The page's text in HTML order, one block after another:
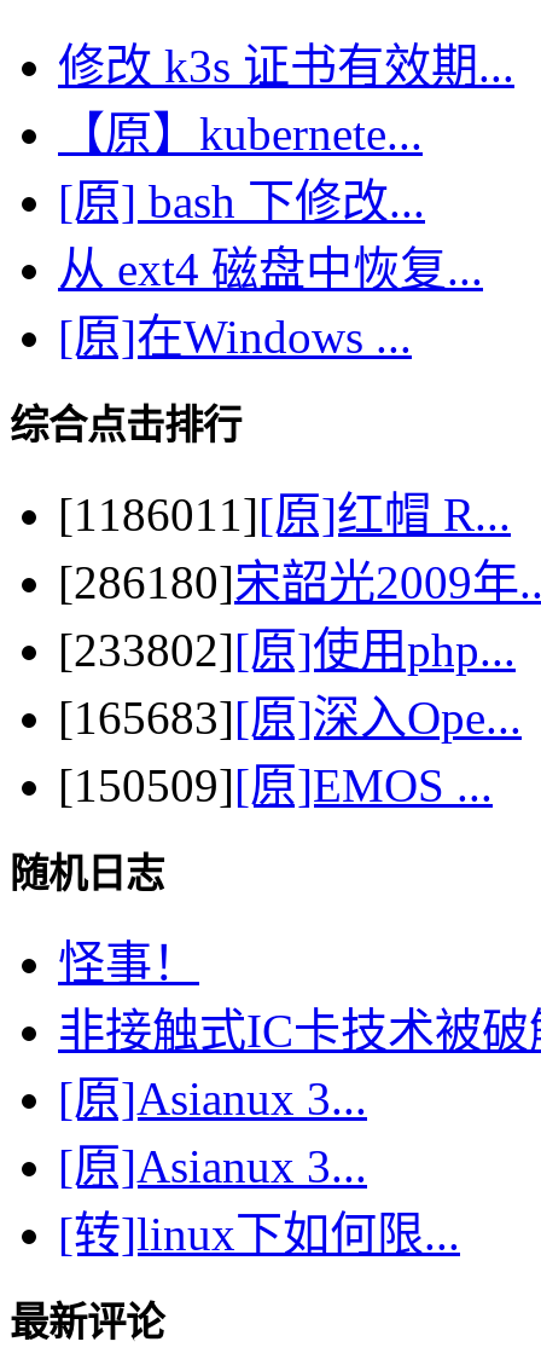
修改 k3s 证书有效期...
【原】kubernete...
[原] bash 下修改...
从 ext4 磁盘中恢复...
[原]在Windows ...
综合点击排行
[1186011][原]红帽 R...
[286180]宋韶光2009年
[233802][原]使用php...
[165683][原]深入Ope...
[150509][原]EMOS ...
随机日志
怪事！
非接触式IC卡技术被破
[原]Asianux 3...
[原]Asianux 3...
[转]linux下如何限...
最新评论